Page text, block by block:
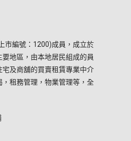
市編號：1200)成員，成立於
地區，由本地居民組成的員
及商舖的買賣租賃專業中介
租務管理，物業管理等，全